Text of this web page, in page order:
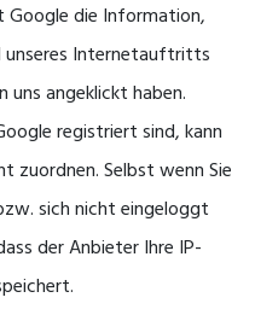
Google die Information,
unseres Internetauftritts
angeklickt haben.
registriert sind, kann
zuordnen. Selbst wenn Sie
sich nicht eingeloggt
der Anbieter Ihre IP-